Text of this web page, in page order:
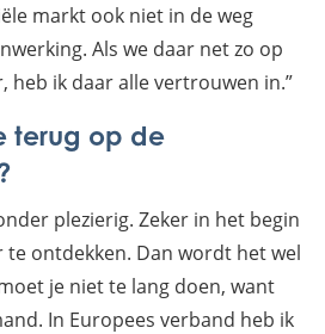
markt ook niet in de weg
Als we daar net zo op
heb ik daar alle vertrouwen in.”
terug op de
plezierig. Zeker in het begin
te ontdekken. Dan wordt het wel
je niet te lang doen, want
In Europees verband heb ik